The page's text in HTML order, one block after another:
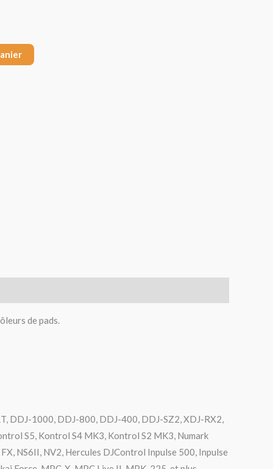
de pads.
DDJ-1000, DDJ-800, DDJ-400, DDJ-SZ2, XDJ-RX2,
S5, Kontrol S4 MK3, Kontrol S2 MK3, Numark
NS6II, NV2, Hercules DJControl Inpulse 500, Inpulse